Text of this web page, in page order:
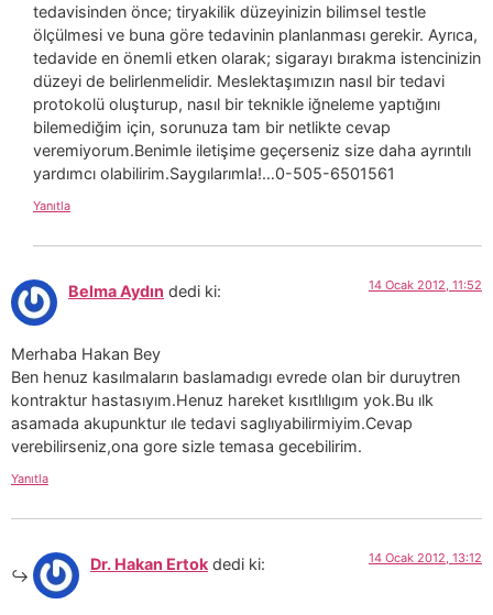
tedavisinden önce; tiryakilik düzeyinizin bilimsel testle
ölçülmesi ve buna göre tedavinin planlanması gerekir. Ayrıca,
tedavide en önemli etken olarak; sigarayı bırakma istencinizin
düzeyi de belirlenmelidir. Meslektaşımızın nasıl bir tedavi
protokolü oluşturup, nasıl bir teknikle iğneleme yaptığını
bilemediğim için, sorunuza tam bir netlikte cevap
veremiyorum.Benimle iletişime geçerseniz size daha ayrıntılı
yardımcı olabilirim.Saygılarımla!…0-505-6501561
Yanıtla
Belma Aydın dedi ki: 14 Ocak 2012, 11:52
Merhaba Hakan Bey
Ben henuz kasılmaların baslamadıgı evrede olan bir duruytren
kontraktur hastasıyım.Henuz hareket kısıtlılıgım yok.Bu ılk
asamada akupunktur ıle tedavi saglıyabilirmiyim.Cevap
verebilirseniz,ona gore sizle temasa gecebilirim.
Yanıtla
Dr. Hakan Ertok dedi ki: 14 Ocak 2012, 13:12